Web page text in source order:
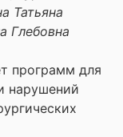
Татьяна
Глебовна
программ для
нарушений